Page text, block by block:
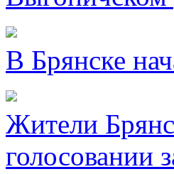
В Брянске
Жители
голосовании